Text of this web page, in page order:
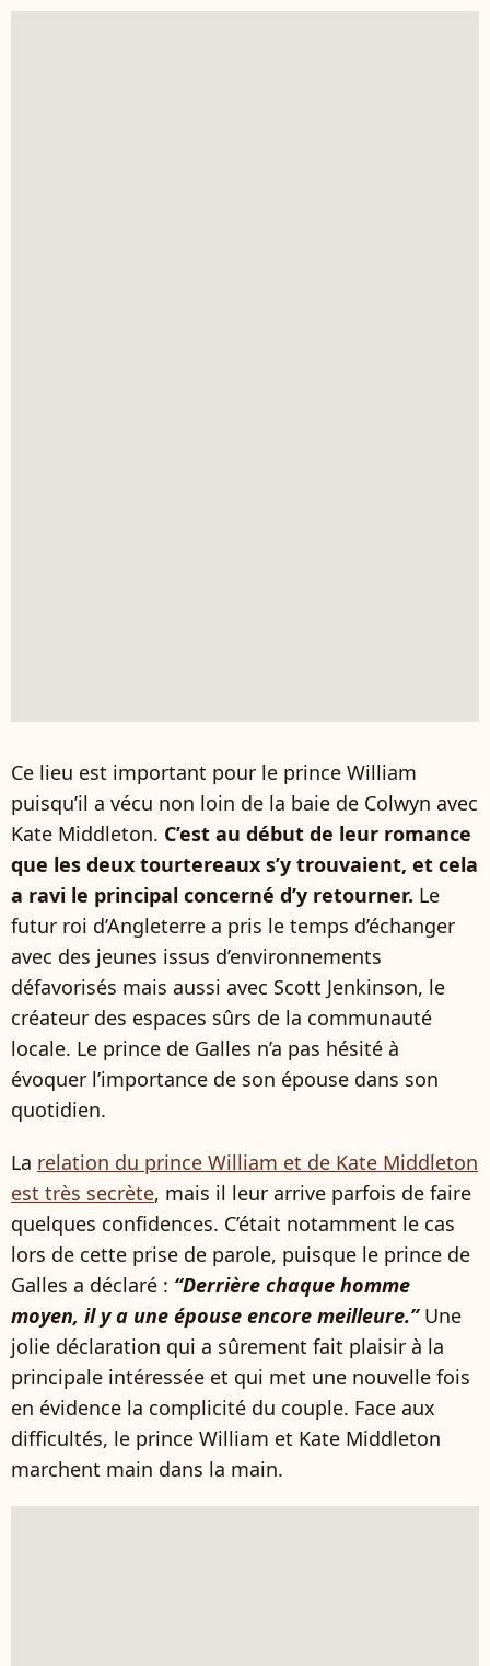
Ce lieu est important pour le prince William
puisqu’il a vécu non loin de la baie de Colwyn avec
Kate Middleton. C’est au début de leur romance
que les deux tourtereaux s’y trouvaient, et cela
a ravi le principal concerné d’y retourner. Le
futur roi d’Angleterre a pris le temps d’échanger
avec des jeunes issus d’environnements
défavorisés mais aussi avec Scott Jenkinson, le
créateur des espaces sûrs de la communauté
locale. Le prince de Galles n’a pas hésité à
évoquer l’importance de son épouse dans son
quotidien.
La relation du prince William et de Kate Middleton
est très secrète, mais il leur arrive parfois de faire
quelques confidences. C’était notamment le cas
lors de cette prise de parole, puisque le prince de
Galles a déclaré : “Derrière chaque homme
moyen, il y a une épouse encore meilleure.”Une
jolie déclaration qui a sûrement fait plaisir à la
principale intéressée et qui met une nouvelle fois
en évidence la complicité du couple. Face aux
difficultés, le prince William et Kate Middleton
marchent main dans la main.